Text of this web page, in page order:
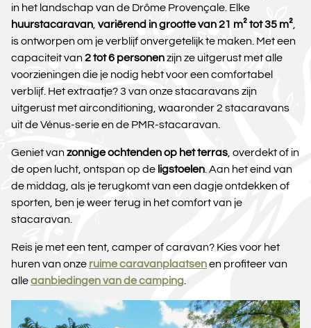
in het landschap van de Drôme Provençale. Elke
huurstacaravan variërend in grootte van 21 m² tot 35 m²
is ontworpen om je verblijf onvergetelijk te maken. Met een
capaciteit van 2 tot 6 personenzijn ze uitgerust met alle
voorzieningen die je nodig hebt voor een comfortabel
verblijf. Het extraatje? 3 van onze stacaravans zijn
uitgerust met airconditioning, waaronder 2 stacaravans
uit de Vénus-serie en de PMR-stacaravan.
Geniet vanzonnige ochtenden op het terras , overdekt of in
de open lucht, ontspan op de ligstoelen. Aan het eind van
de middag, als je terugkomt van een dagje ontdekken of
sporten, ben je weer terug in het comfort van je
stacaravan.
Reis je met een tent, camper of caravan? Kies voor het
huren van onze ruime caravanplaatsenen profiteer van
alleaanbiedingen van de camping.